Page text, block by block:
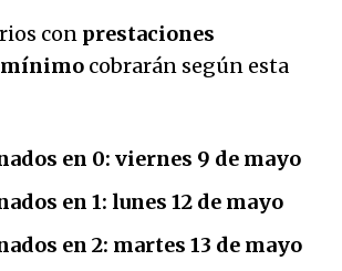
con prestaciones
cobrarán según esta
en 0: viernes 9 de mayo
en 1: lunes 12 de mayo
en 2: martes 13 de mayo